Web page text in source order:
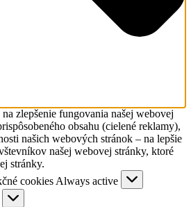
zlepšenie fungovania našej webovej
obsahu (cielené reklamy),
našich webových stránok – na lepšie
našej webovej stránky, ktoré
stránky.
cookies Always active